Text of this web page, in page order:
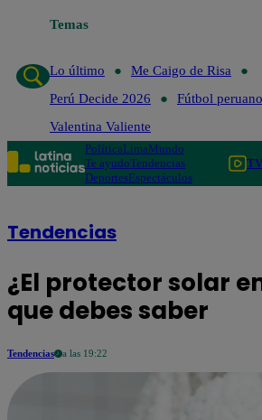
Temas
Lo último
Me Caigo de Risa
Perú Decide 2026
Fútbol peruano
Valentina Valiente
PolíticaLimaMundo
Te ayudoTendencias
DeportesEspectáculos
Tendencias
¿El protector solar
que debes saber
Tendencias a las 19:22